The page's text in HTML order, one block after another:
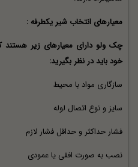
معیارهای انتخاب شیر یکطرفه :
چک ولو دارای معیارهای زیر هستند
خود باید در نظر بگیرید:
سازگاری مواد با محیط
سایز و نوع اتصال لوله
فشار حداکثر و حداقل فشار لازم
نصب به صورت افقی یا عمودی